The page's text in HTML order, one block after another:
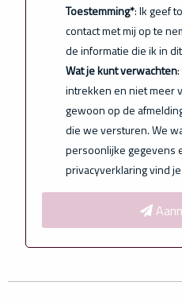
Toestemming*: Ik geef
contact met mij op te
de informatie die ik in
Wat je kunt verwachten
intrekken en niet meer
gewoon op de
die we versturen. We
persoonlijke gegevens
privacyverklaring vind je